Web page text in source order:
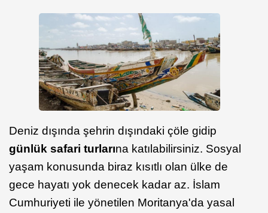
Deniz dışında şehrin dışındaki çöle gidip
günlük safari turlarına katılabilirsiniz. Sosyal
yaşam konusunda biraz kısıtlı olan ülke de
gece hayatı yok denecek kadar az. İslam
Cumhuriyeti ile yönetilen Moritanya'da yasal